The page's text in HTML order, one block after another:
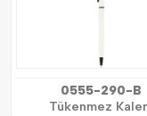
0555-290-B
Tükenmez